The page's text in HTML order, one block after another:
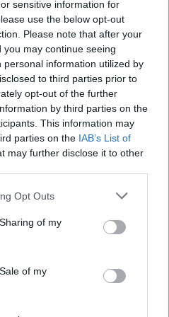
sensitive information for
use the below opt-out
Please note that after your
may continue seeing
information utilized by
to third parties prior to
opt-out of the further
by third parties on the
This information may
parties on the IAB’s List of
may further disclose it to other
Opt Outs
of my
of my